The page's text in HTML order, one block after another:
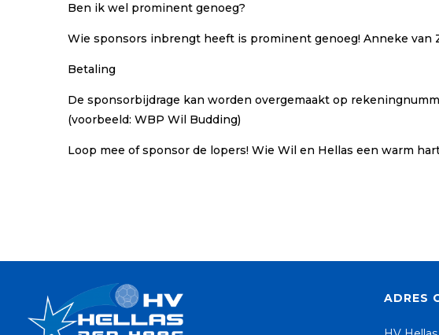
Ben ik wel prominent genoeg?
Wie sponsors inbrengt heeft is prominent genoeg! Anneke van
Betaling
De sponsorbijdrage kan worden overgemaakt op
(voorbeeld: WBP Wil Budding)
Loop mee of sponsor de lopers! Wie Wil en Hellas een warm
ADRES